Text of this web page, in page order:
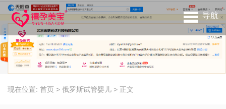
导航
现在位置: 首页 > 俄罗斯试管婴儿 > 正文